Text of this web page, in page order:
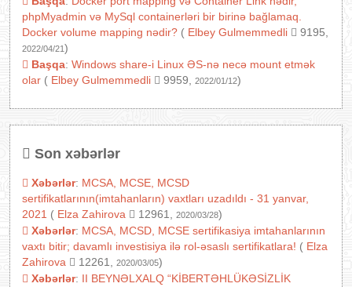
phpMyadmin və MySql containerləri bir birinə bağlamaq.
Docker volume mapping nədir? ( Elbey Gulmemmedli 9195,
2022/04/21)
Başqa: Windows share-i Linux ƏS-nə necə mount etmək
olar ( Elbey Gulmemmedli 9959, 2022/01/12)
Son xəbərlər
Xəbərlər: MCSA, MCSE, MCSD
sertifikatlarının(imtahanların) vaxtları uzadıldı - 31 yanvar,
2021 ( Elza Zahirova 12961, 2020/03/28)
Xəbərlər: MCSA, MCSD, MCSE sertifikasiya imtahanlarının
vaxtı bitir; davamlı investisiya ilə rol-əsaslı sertifikatlara! ( Elza
Zahirova
12261, 2020/03/05)
Xəbərlər: II BEYNƏLXALQ “KİBERTƏHLÜKƏSİZLİK